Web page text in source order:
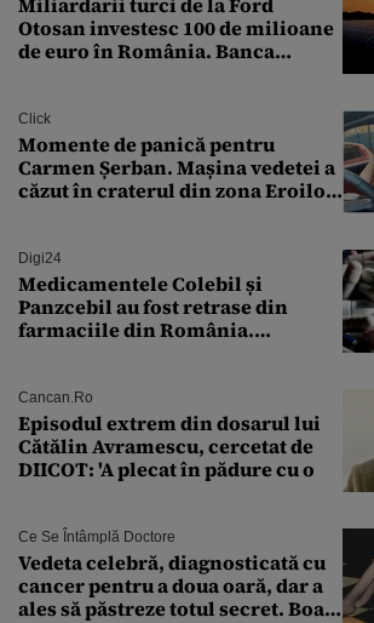
Otosan investesc 100 de milioane
de euro în România. Banca
Click
Momente de panică pentru
Carmen Șerban. Mașina vedetei a
căzut în craterul din zona Eroilor:
Digi24
Medicamentele Colebil și
Panzcebil au fost retrase din
farmaciile din România.
Cancan.ro
Episodul extrem din dosarul lui
Cătălin Avramescu, cercetat de
DIICOT: 'A plecat în pădure cu o
Ce Se Întâmplă Doctore
Vedeta celebră, diagnosticată cu
cancer pentru a doua oară, dar a
ales să păstreze totul secret. Boala